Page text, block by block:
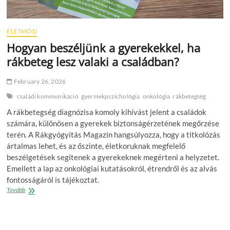
ÉLETMÓD
Hogyan beszéljünk a gyerekekkel, ha
rákbeteg lesz valaki a családban?
February 26, 2026
családi kommunikáció gyermekpszichológia onkológia rákbetegség
A rákbetegség diagnózisa komoly kihívást jelent a családok
számára, különösen a gyerekek biztonságérzetének megőrzése
terén. A Rákgyógyítás Magazin hangsúlyozza, hogy a titkolózás
ártalmas lehet, és az őszinte, életkoruknak megfelelő
beszélgetések segítenek a gyerekeknek megérteni a helyzetet.
Emellett a lap az onkológiai kutatásokról, étrendről és az alvás
fontosságáról is tájékoztat.
TovábbHogyan